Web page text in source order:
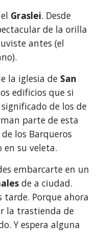
Graslei. Desde
de la orilla
la iglesia de San
edificios que si
de los de
parte de esta
los Barqueros
en su veleta.
embarcarte en un
de a ciudad.
tarde. Porque ahora
la trastienda de
Y espera alguna